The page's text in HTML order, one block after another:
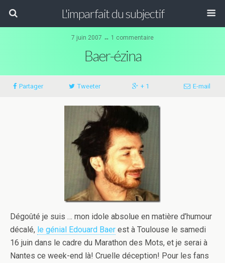
L'imparfait du subjectif
7 juin 2007 ↔ 1 commentaire
Baer-ézina
Partager Tweeter + 1 E-mail
Dégoûté je suis … mon idole absolue en matière d’humour
décalé, le génial Edouard Baer est à Toulouse le samedi
16 juin dans le cadre du Marathon des Mots, et je serai à
Nantes ce week-end là! Cruelle déception! Pour les fans